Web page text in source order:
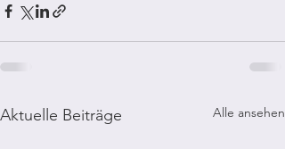
Aktuelle Beiträge Alle ansehen